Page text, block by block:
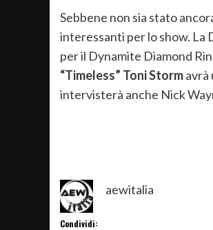
Sebbene non sia stato
interessanti per lo show. La
per il Dynamite Diamond
“Timeless” Toni Stormavrà
intervisterà anche Nick
aewitalia
Condividi: